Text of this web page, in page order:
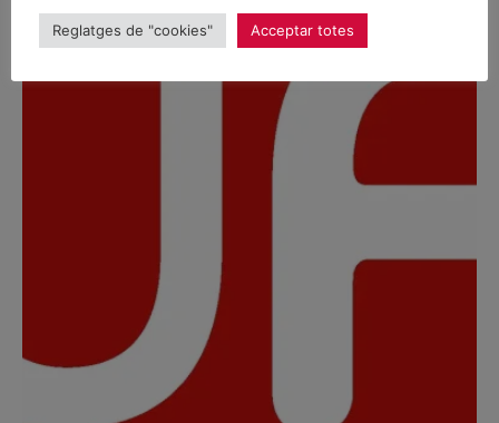
Reglatges de "cookies" Acceptar totes